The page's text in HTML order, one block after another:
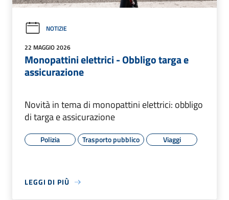
NOTIZIE
22 MAGGIO 2026
Monopattini elettrici - Obbligo targa e
assicurazione
Novità in tema di monopattini elettrici: obbligo
di targa e assicurazione
Polizia Trasporto pubblico Viaggi
LEGGI DI PIÙ